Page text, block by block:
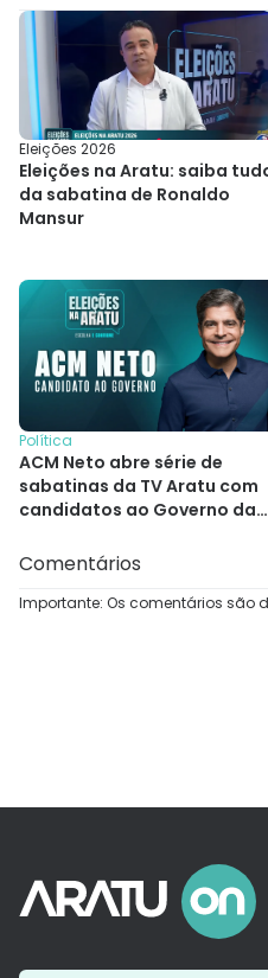
Eleições 2026
Eleições na Aratu: saiba
da sabatina de Ronaldo
Mansur
Política
ACM Neto abre série de
sabatinas da TV Aratu com
candidatos ao Governo da
Comentários
Importante: Os comentários são